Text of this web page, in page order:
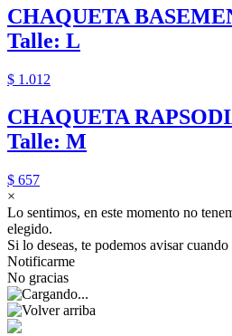
CHAQUETA
Talle: L
$ 1.012
CHAQUETA
Talle: M
$ 657
×
Lo sentimos, en este momento no
elegido.
Si lo deseas, te podemos avisar
Notificarme
No gracias